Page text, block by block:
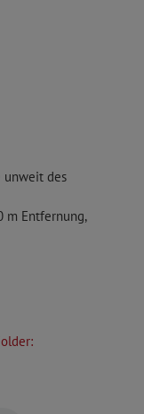
unweit des
m Entfernung,